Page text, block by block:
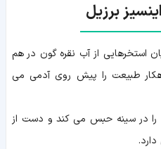
برزیل
استخرهایی از آب نقره گون در هم
طبیعت را پیش روی آدمی می
در سینه حبس می کند و دست از